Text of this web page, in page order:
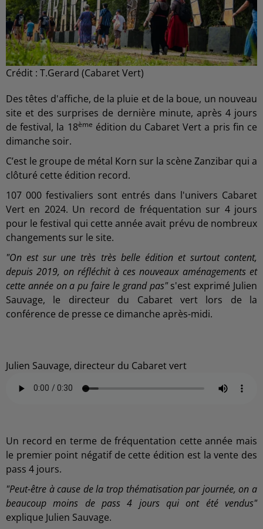
Crédit : T.Gerard (Cabaret Vert)
Des têtes d'affiche, de la pluie et de la boue, un nouveau
site et des surprises de dernière minute, après 4 jours
de festival, la 18ème édition du Cabaret Vert a pris fin ce
dimanche soir.
C’est le groupe de métal Korn sur la scène Zanzibar qui a
clôturé cette édition record.
107 000 festivaliers sont entrés dans l'univers Cabaret
Vert en 2024. Un record de fréquentation sur 4 jours
pour le festival qui cette année avait prévu de nombreux
changements sur le site.
"On est sur une très très belle édition et surtout content,
depuis 2019, on réfléchit à ces nouveaux aménagements et
cette année on a pu faire le grand pas"s'est exprimé Julien
Sauvage, le directeur du Cabaret vert lors de la
conférence de presse ce dimanche après-midi.
Julien Sauvage, directeur du Cabaret vert
Un record en terme de fréquentation cette année mais
le premier point négatif de cette édition est la vente des
pass 4 jours.
"Peut-être à cause de la trop thématisation par journée, on a
beaucoup moins de pass 4 jours qui ont été vendus"
explique Julien Sauvage.